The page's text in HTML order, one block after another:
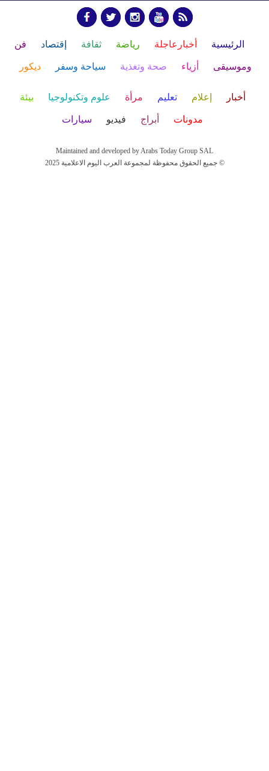
الرئيسية أخبارعاجلة رياضة ثقافة إقتصاد فن
وموسيقى أزياء صحة وتغذية سياحة وسفر ديكور
أخبار إعلام تعليم مرأة علوم وتكنولوجيا بيئة
مدونات أبراج فيديو سيارات
Maintained and developed by Arabs Today Group SAL
جميع الحقوق محفوظة لمجموعة العرب اليوم الاعلامية 2025 ©